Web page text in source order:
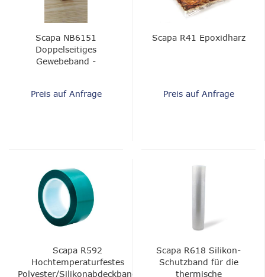
Scapa NB6151
Doppelseitiges
Gewebeband -
Preis auf Anfrage
Scapa R41 Epoxidharz
Preis auf Anfrage
Scapa R592
Hochtemperaturfestes
Polyester/Silikonabdeckband
Scapa R618 Silikon-
Schutzband für die
thermische